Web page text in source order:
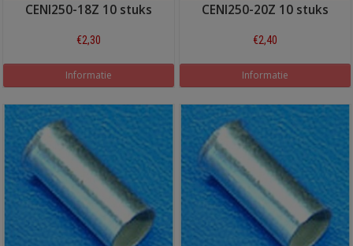
CENI250-18Z 10 stuks
€2,30
Informatie
CENI250-20Z 10 stuks
€2,40
Informatie